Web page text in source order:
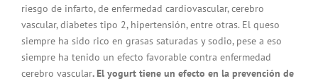
riesgo de infarto, de enfermedad cardiovascular, cerebro
vascular, diabetes tipo 2, hipertensión, entre otras. El queso
siempre ha sido rico en grasas saturadas y sodio, pese a eso
siempre ha tenido un efecto favorable contra enfermedad
cerebro vascular. El yogurt tiene un efecto en la prevención de